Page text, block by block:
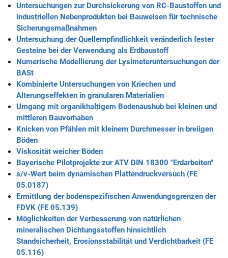
Untersuchungen zur Durchsickerung von RC-Baustoffen und
industriellen Nebenprodukten bei Bauweisen für technische
Sicherungsmaßnahmen
Untersuchung der Quellempfindlichkeit veränderlich fester
Gesteine bei der Verwendung als Erdbaustoff
Numerische Modellierung der Lysimeteruntersuchungen der
BASt
Kombinierte Untersuchungen von Kriechen und
Alterungseffekten in granularen Materialien
Umgang mit organikhaltigem Bodenaushub bei kleinen und
mittleren Bauvorhaben
Knicken von Pfählen mit kleinem Durchmesser in breiigen
Böden
Viskosität weicher Böden
Bayerische Pilotprojekte zur ATV DIN 18300 "Erdarbeiten"
s/v-Wert beim dynamischen Plattendruckversuch (FE
05.0187)
Ermittlung der bodenspezifischen Anwendungsgrenzen der
FDVK (FE 05.139)
Möglichkeiten der Verbesserung von natürlichen
mineralischen Dichtungsstoffen hinsichtlich
Standsicherheit, Erosionsstabilität und Verdichtbarkeit (FE
05.116)